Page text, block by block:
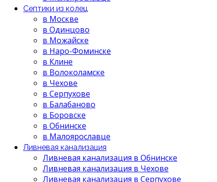
Септики из колец
в Москве
в Одинцово
в Можайске
в Наро-Фоминске
в Клине
в Волоколамске
в Чехове
в Серпухове
в Балабаново
в Боровске
в Обнинске
в Малоярославце
Ливневая канализация
Ливневая канализация в Обнинске
Ливневая канализация в Чехове
Ливневая канализация в Серпухове